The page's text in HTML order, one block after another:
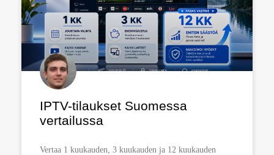
IPTV-tilaukset Suomessa
vertailussa
Vertaa 1 kuukauden, 3 kuukauden ja 12 kuukauden